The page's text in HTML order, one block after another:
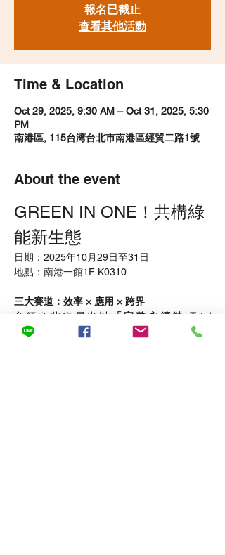
報名已截止
查看其他活動
Time & Location
Oct 29, 2025, 9:30 AM – Oct 31, 2025, 5:30
PM
南港區, 115台湾台北市南港區經貿二路1號
About the event
GREEN IN ONE！共構綠
能新生態
日期：2025年10月29日至31日
地點：南港一館1F K0310
三大賽道：效率 × 應用 × 跨界
台鈣科此次展出以
「完整永續鏈 Total
Sustainability Solution」
為主軸，透過三大賽